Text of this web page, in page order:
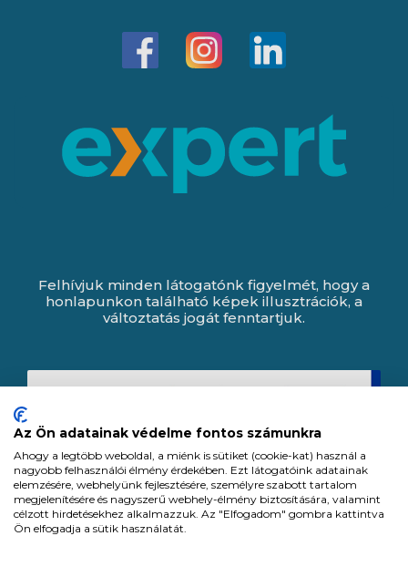
Felhívjuk minden látogatónk figyelmét, hogy a
honlapunkon található képek illusztrációk, a
változtatás jogát fenntartjuk.
Az Ön adatainak védelme fontos számunkra
Ahogy a legtöbb weboldal, a miénk is sütiket (cookie-kat) használ a
nagyobb felhasználói élmény érdekében. Ezt látogatóink adatainak
elemzésére, webhelyünk fejlesztésére, személyre szabott tartalom
megjelenítésére és nagyszerű webhely-élmény biztosítására, valamint
célzott hirdetésekhez alkalmazzuk. Az "Elfogadom" gombra kattintva
Ön elfogadja a sütik használatát.